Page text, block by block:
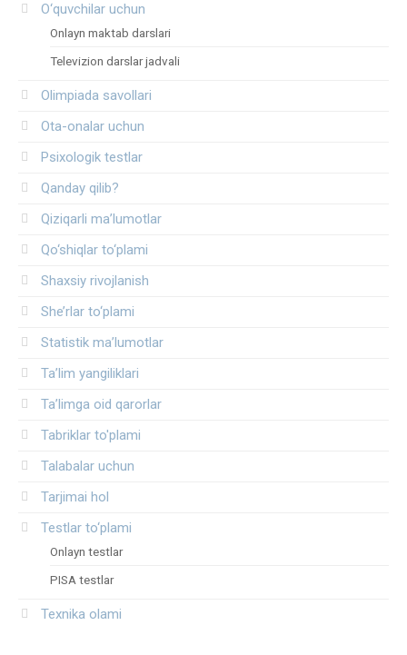
O‘quvchilar uchun
Onlayn maktab darslari
Televizion darslar jadvali
Olimpiada savollari
Ota-onalar uchun
Psixologik testlar
Qanday qilib?
Qiziqarli ma’lumotlar
Qo‘shiqlar to‘plami
Shaxsiy rivojlanish
She’rlar to‘plami
Statistik ma’lumotlar
Ta’lim yangiliklari
Ta’limga oid qarorlar
Tabriklar to'plami
Talabalar uchun
Tarjimai hol
Testlar to‘plami
Onlayn testlar
PISA testlar
Texnika olami